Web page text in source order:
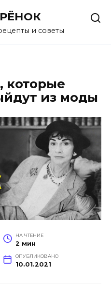
и советы
которые
из моды
НА ЧТЕНИЕ
2 мин
ОПУБЛИКОВАНО
10.01.2021